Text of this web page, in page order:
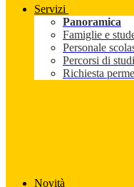
Servizi
Panoramica
Famiglie e
Personale
Percorsi di
Richiesta
Novità